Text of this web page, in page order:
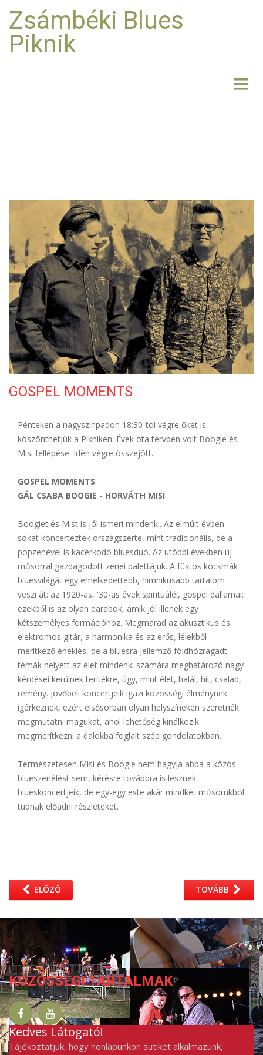
Zsámbéki Blues
Piknik
FOTO
RÓLUNK
ELÉRHETŐSÉG
GOSPEL MOMENTS
Pénteken a nagyszínpadon 18:30-tól végre őket is
köszönthetjük a Pikniken. Évek óta tervben volt Boogie és
Misi fellépése. Idén végre összejött.
GOSPEL MOMENTS
GÁL CSABA BOOGIE - HORVÁTH MISI
Boogiet és Mist is jól ismeri mindenki. Az elmúlt évben
sokat koncerteztek országszerte, mint tradicionális, de a
popzenével is kacérkodó bluesduó. Az utóbbi években új
műsorral gazdagodott zenei palettájuk. A füstös kocsmák
bluesvilágát egy emelkedettebb, himnikusabb tartalom
veszi át: az 1920-as, '30-as évek spirituáléi, gospel dallamai;
ezekből is az olyan darabok, amik jól illenek egy
kétszemélyes formációhoz. Megmarad az akusztikus és
elektromos gitár, a harmonika és az erős, lélekből
merítkező éneklés, de a bluesra jellemző földhözragadt
témák helyett az élet mindenki számára meghatározó nagy
kérdései kerülnek terítékre, úgy, mint élet, halál, hit, család,
remény. Jövőbeli koncertjeik igazi közösségi élménynek
ígérkeznek, ezért elsősorban olyan helyszíneken szeretnék
megmutatni magukat, ahol lehetőség kínálkozik
megmerítkezni a dalokba foglalt szép gondolatokban.
Természetesen Misi és Boogie nem hagyja abba a közös
blueszenélést sem, kérésre továbbra is lesznek
blueskoncertjeik, de egy-egy este akár mindkét műsorukból
tudnak előadni részleteket.
ELŐZŐ TOVÁBB
KÖZÖSSÉGI TARTALMAK
Kedves Látogató!
Tájékoztatjuk, hogy honlapunkon sütiket alkalmazunk,